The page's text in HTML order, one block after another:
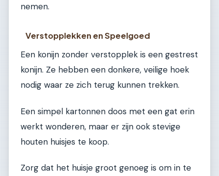
nemen.
Verstopplekken en Speelgoed
Een konijn zonder verstopplek is een gestrest
konijn. Ze hebben een donkere, veilige hoek
nodig waar ze zich terug kunnen trekken.
Een simpel kartonnen doos met een gat erin
werkt wonderen, maar er zijn ook stevige
houten huisjes te koop.
Zorg dat het huisje groot genoeg is om in te